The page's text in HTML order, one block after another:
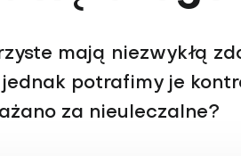
Celiakia
Choroba Alzheimera
Choroba Parkinsona
mają niezwykłą
jednak potrafimy je
za nieuleczalne?